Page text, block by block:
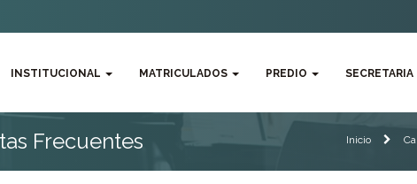
INSTITUCIONAL MATRICULADOS PREDIO
Frecuentes Inicio